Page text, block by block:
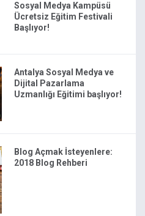
Sosyal Medya Kampüsü
Ücretsiz Eğitim Festivali
Başlıyor!
Antalya Sosyal Medya ve
Dijital Pazarlama
Uzmanlığı Eğitimi başlıyor!
Blog Açmak İsteyenlere:
2018 Blog Rehberi